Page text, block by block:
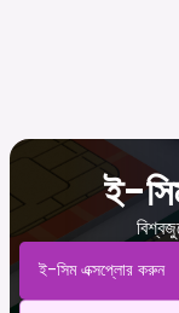
ই-
ই-সিম এক্সপ্লোর করুন